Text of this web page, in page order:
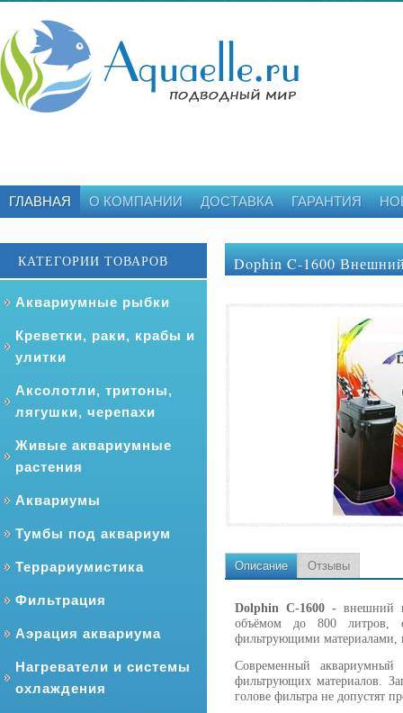
ГЛАВНАЯ О КОМПАНИИ ДОСТАВКА ГАРАНТИЯ
КАТЕГОРИИ ТОВАРОВ
Аквариумные рыбки
Креветки, раки, крабы и
улитки
Аксолотли, тритоны,
лягушки, черепахи
Живые аквариумные
растения
Аквариумы
Тумбы под аквариум
Террариумистика
Фильтрация
Аэрация аквариума
Нагреватели и системы
охлаждения
Dophin C-1600
Описание Отзывы
Dolphin C-1600 - внешний
объёмом до 800 литров,
фильтрующими материалами,
Современный
фильтрующих материалов.
голове фильтра не допустят